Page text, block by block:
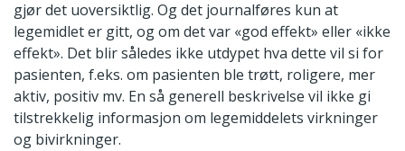
gjør det uoversiktlig. Og det journalføres kun at
legemidlet er gitt, og om det var «god effekt» eller «ikke
effekt». Det blir således ikke utdypet hva dette vil si for
pasienten, f.eks. om pasienten ble trøtt, roligere, mer
aktiv, positiv mv. En så generell beskrivelse vil ikke gi
tilstrekkelig informasjon om legemiddelets virkninger
og bivirkninger.